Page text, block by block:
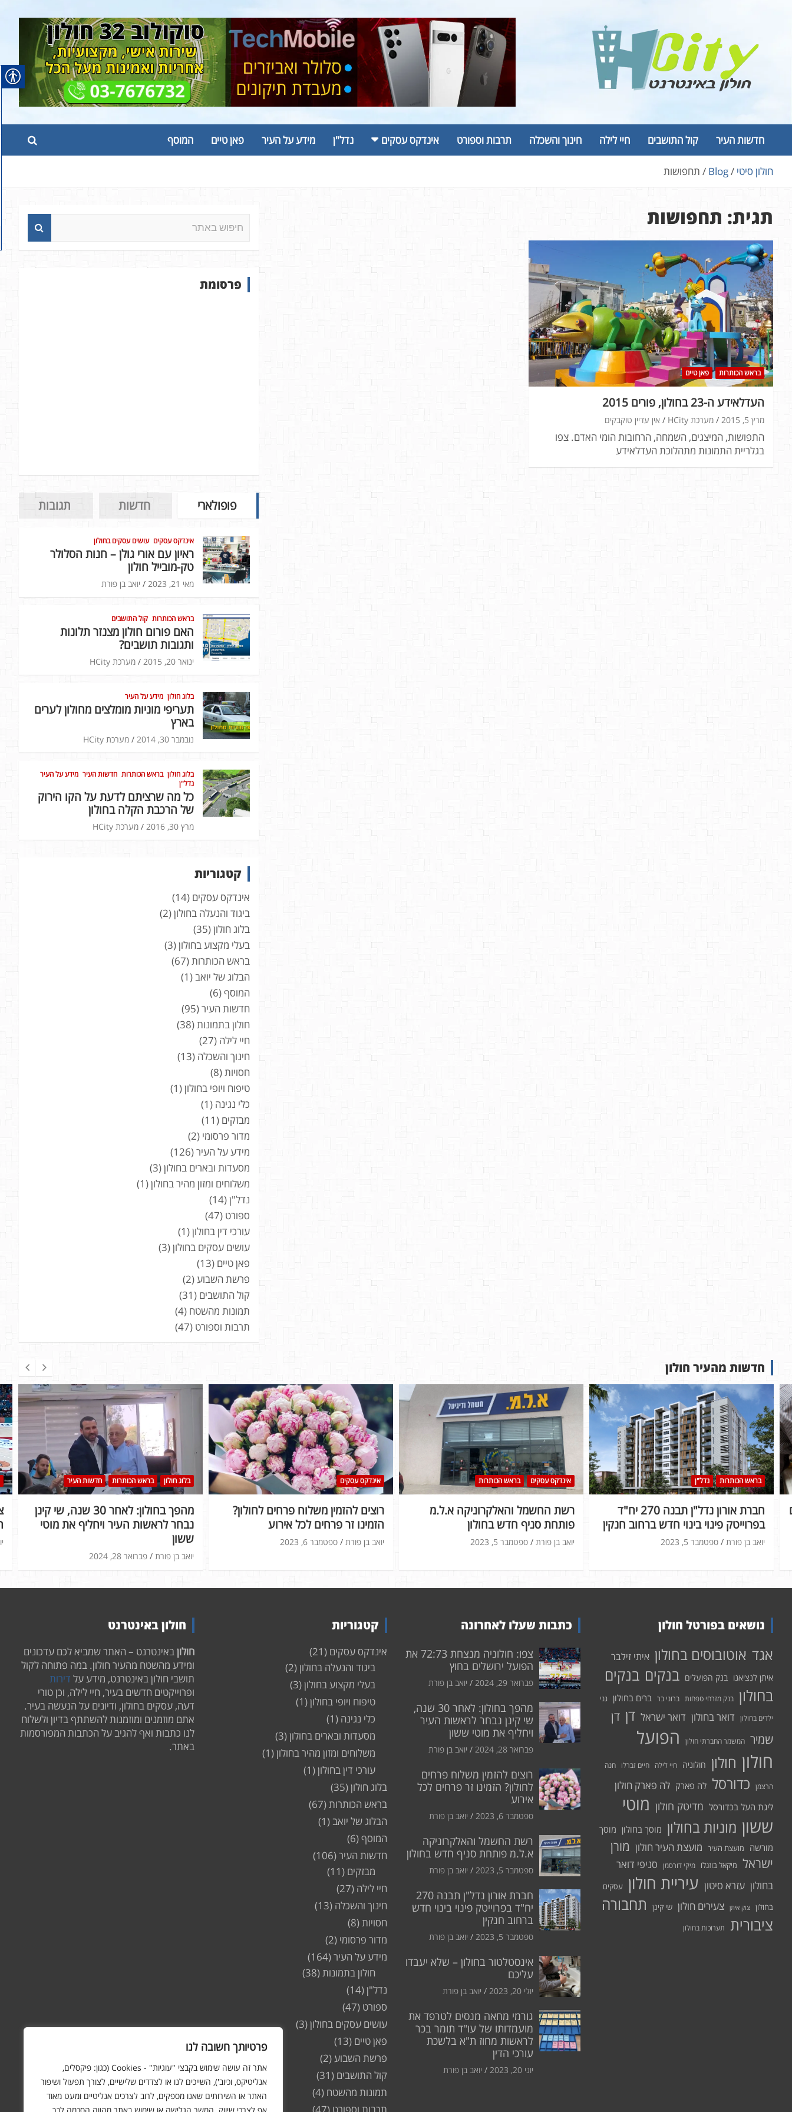
פרטיותך חשובה לנו
אתר זה עושה שימוש בקבצי "עוגיות" - Cookies (כגון: פיקסלים,
אנליטיקס, וכיוב'), השייכים לנו או לצדדים שלישיים, לצורך תפעול ושיפור
האתר או השירותים שאנו מספקים, לרוב לצרכים אנליטיים ומעט מאוד
חדשות העיר קול התושבים חיי לילה חינוך והשכלה תרבות וספורט אינדקס עסקים נדל"ן מידע על העיר פאן טיים המוסף
חולון סיטי Blog תחפושות
תגית: תחפושות
בראש הכותרות פאן טיים
העדלאידע ה-23 בחולון, פורים 2015
מרץ 5, 2015 מערכת HCity אין עדיין טוקבקים
התפושות, המיצגים, השמחה, הרחובות הומי האדם. צפו
בגלריית התמונות מתהלוכת העדלאידע
פ
ש
פרסומת
פופולארי חדשות תגובות
אינדקס עסקים עושים עסקים בחולון
ראיון עם אורי גולן – חנות הסלולר
טק-מובייל חולון
מאי 21, 2023 יואב בן פורת
בראש הכותרות קול התושבים
האם פורום חולון מצנזר תלונות
ותגובות תושבים?
ינואר 20, 2015 מערכת HCity
בלוג חולון מידע על העיר
תעריפי מוניות מומלצים מחולון לערים
בארץ
נובמבר 30, 2014 מערכת HCity
בלוג חולון בראש הכותרות חדשות העיר מידע על העיר
נדל"ן
כל מה שרציתם לדעת על הקו הירוק
של הרכבת הקלה בחולון
מרץ 30, 2016 מערכת HCity
קטגוריות
אינדקס עסקים (14)
ביגוד והנעלה בחולון(2)
בלוג חולון(35)
בעלי מקצוע בחולון(3)
בראש הכותרות (67)
הבלוג של יואב (1)
המוסף(6)
חדשות העיר(95)
חולון בתמונות (38)
חיי לילה (27)
חינוך והשכלה (13)
חסויות (8)
טיפוח ויופי בחולון(1)
כלי נגינה (1)
מבזקים (11)
מדור פרסומי (2)
מידע על העיר(126)
מסעדות ובארים בחולון(3)
משלוחים ומזון מהיר בחולון(1)
נדל"ן(14)
ספורט (47)
עורכי דין בחולון(1)
עושים עסקים בחולון(3)
פאן טיים (13)
פרשת השבוע (2)
קול התושבים (31)
תמונות מהשטח (4)
תרבות וספורט (47)
חדשות מהעיר חולון
בלוג חולון בראש הכותרות חדשות העיר
מהפך בחולון: לאחר 30 שנה, שי קינן
נבחר לראשות העיר ויחליף את מוטי
ששון
פברואר 28, 2024 יואב בן פורת
אינדקס עסקים
רוצים להזמין משלוח פרחים לחולון?
הזמינו זר פרחים לכל אירוע
ספטמבר 6, 2023 יואב בן פורת
אינדקס עסקים בראש הכותרות
רשת החשמל והאלקרוניקה א.ל.מ
פותחת סניף חדש בחולון
ספטמבר 5, 2023 יואב בן פורת
בראש הכותרות נדל"ן
חברת אורון נדל"ן תבנה 270 יח"ד
בפרוייטק פינוי בינוי חדש ברחוב חנקין
ספטמבר 5, 2023 יואב בן פורת
נושאים בפורטל חולון
אגד אוטובוסים בחולון איתי זילבר
איתן לנציאנו בנק הפועלים בנקים בנקים
בחולון בנק מזרחי טפחות ברוני בר ברים בחולון גני
ילדים בחולון דואר בחולון דואר ישראל דן דן
שמיר המשמר החברתי חולון
הפועל
חולון חולון חולוניה חיי לילה חיים זברלו חנה
הרצמן כדורסל לה פארק לה פארק חולון
ליגת העל בכדורסל מדיטק חולון מוטי
ששון מוניות בחולון מוסך בחולון מוסך
מורשה
מועצת העיר מועצת העיר חולון מורן
ישראל מיקאל בוזגלו מיקי דורסמן סניפי דואר
בחולון עזרא סיטון עיריית חולון עסקים
בחולון
צוק איתן צעירים חולון שי קינן
תחבורה
ציבורית
תערוכות בחולון
כתבות שעלו לאחרונה
צפו: חולוניה מנצחת 72:73 את
הפועל ירושלים בחוץ
פברואר 29, 2024 יואב בן פורת
מהפך בחולון: לאחר 30 שנה,
שי קינן נבחר לראשות העיר
ויחליף את מוטי ששון
פברואר 28, 2024 יואב בן פורת
רוצים להזמין משלוח פרחים
לחולון? הזמינו זר פרחים לכל
אירוע
ספטמבר 6, 2023 יואב בן פורת
רשת החשמל והאלקרוניקה
א.ל.מ פותחת סניף חדש בחולון
ספטמבר 5, 2023 יואב בן פורת
חברת אורון נדל"ן תבנה 270
יח"ד בפרוייטק פינוי בינוי חדש
ברחוב חנקין
ספטמבר 5, 2023 יואב בן פורת
אינסטלטור בחולון – שלא יעבדו
עליכם
יולי 20, 2023 יואב בן פורת
גורמי מחאה מנסים לטרפד את
מועמדותו של עו"ד תומר בכר
לראשות מחוז ת"א בלשכת
עורכי הדין
יוני 20, 2023 יואב בן פורת
קטגוריות
אינדקס עסקים (21)
ביגוד והנעלה בחולון(2)
בעלי מקצוע בחולון(3)
טיפוח ויופי בחולון(1)
כלי נגינה (1)
מסעדות ובארים בחולון(3)
משלוחים ומזון מהיר בחולון(1)
עורכי דין בחולון(1)
בלוג חולון(35)
בראש הכותרות(67)
הבלוג של יואב (1)
המוסף(6)
חדשות העיר(106)
מבזקים (11)
חיי לילה (27)
חינוך והשכלה (13)
חסויות(8)
מדור פרסומי (2)
מידע על העיר(164)
חולון בתמונות(38)
נדל"ן(14)
ספורט (47)
עושים עסקים בחולון(3)
פאן טיים (13)
פרשת השבוע(2)
קול התושבים (31)
תמונות מהשטח (4)
חולון באינטרנט
חולוןבאינטרנט – האתר שמביא לכם עדכונים
ומידע מהשטח מהעיר חולון. במה פתוחה לקול
תושבי חולון באינטרנט, מידע על דירות
ופרוייקטים חדשים בעיר, חיי לילה, וכן טורי
דעה, עסקים בחולון, ודיונים על הנעשה בעיר.
אתם מוזמנים ומוזמנות להשתתף בדיון ולשלוח
לנו כתבות ואף להגיב על הכתבות המפורסמות
באתר.